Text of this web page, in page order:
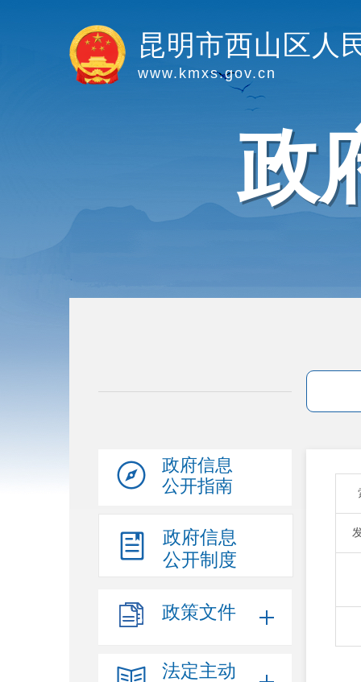
昆明市西山区人
www.kmxs.gov.cn
政
政府信息
公开指南
政府信息
公开制度
政策文件
法定主动